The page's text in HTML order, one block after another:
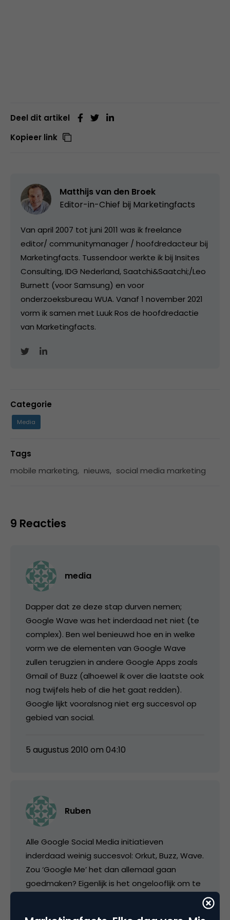
Deel dit artikel
Kopieer link
Matthijs van den Broek
Editor-in-Chief bij Marketingfacts
Van april 2007 tot juni 2011 was ik freelance
editor/ communitymanager / hoofdredacteur bij
Marketingfacts. Tussendoor werkte ik bij Insites
Consulting, IDG Nederland, Saatchi&Saatchi;/Leo
Burnett (voor Samsung) en voor
onderzoeksbureau WUA. Vanaf 1 november 2021
vorm ik samen met Luuk Ros de hoofdredactie
van Marketingfacts.
Categorie
Media
Tags
mobile marketing, nieuws, social media marketing
9 Reacties
media
Dapper dat ze deze stap durven nemen;
Google Wave was het inderdaad net niet (te
complex). Ben wel benieuwd hoe en in welke
vorm we de elementen van Google Wave
zullen terugzien in andere Google Apps zoals
Gmail of Buzz (alhoewel ik over die laatste ook
nog twijfels heb of die het gaat redden).
Google lijkt vooralsnog niet erg succesvol op
gebied van social.
5 augustus 2010 om 04:10
Ruben
Alle Google Social Media initiatieven
inderdaad weinig succesvol: Orkut, Buzz, Wave.
Zou ‘Google Me’ het dan allemaal gaan
goedmaken? Eigenlijk is het ongelooflijk om te
Gmail (nog) niet hebben kunnen gebruiken om